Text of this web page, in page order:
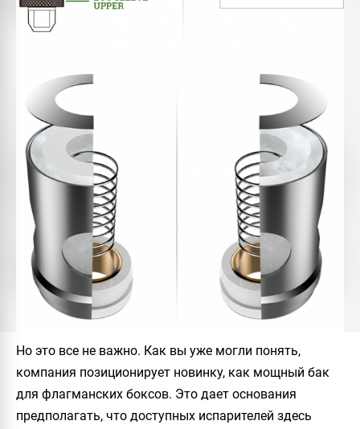
Но это все не важно. Как вы уже могли понять,
компания позиционирует новинку, как мощный бак
для флагманских боксов. Это дает основания
предполагать, что доступных испарителей здесь